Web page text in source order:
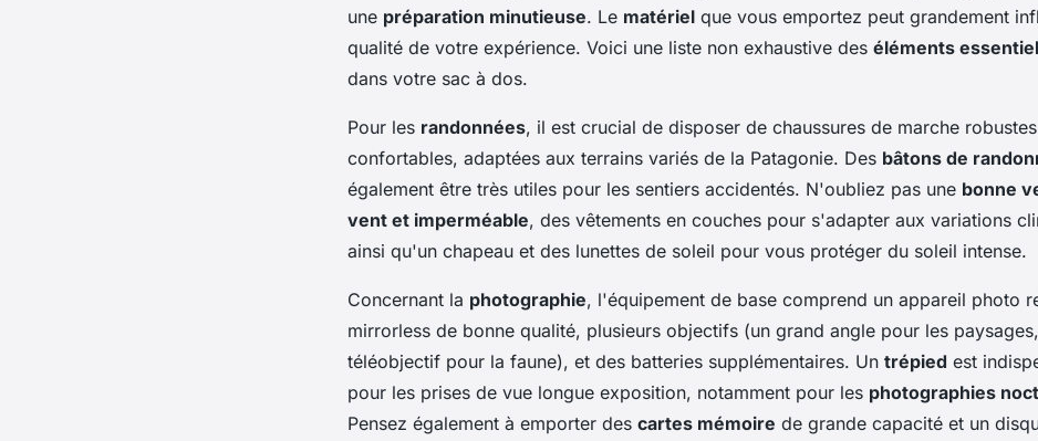
une préparation minutieuse. Le matériel que vous emportez peut grandement
qualité de votre expérience. Voici une liste non exhaustive des éléments
dans votre sac à dos.
Pour les randonnées, il est crucial de disposer de chaussures de marche
confortables, adaptées aux terrains variés de la Patagonie. Des bâtons de
également être très utiles pour les sentiers accidentés. N'oubliez pas une bonne
vent et imperméable, des vêtements en couches pour s'adapter aux variations
ainsi qu'un chapeau et des lunettes de soleil pour vous protéger du soleil intense.
Concernant la photographie, l'équipement de base comprend un appareil photo
mirrorless de bonne qualité, plusieurs objectifs (un grand angle pour les
téléobjectif pour la faune), et des batteries supplémentaires. Un trépied est
pour les prises de vue longue exposition, notamment pour les photographies
Pensez également à emporter des cartes mémoire de grande capacité et un